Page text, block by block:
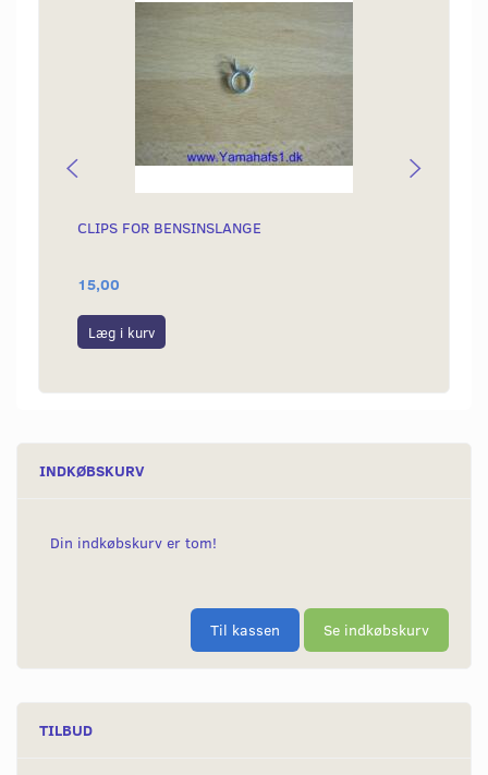
CLIPS FOR BENSINSLANGE
15,00
Læg i kurv
INDKØBSKURV
Din indkøbskurv er tom!
Til kassen Se indkøbskurv
TILBUD